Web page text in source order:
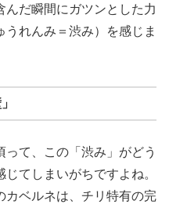
んだ瞬間にガツンとした力
れんみ＝渋み）を感じま
て、この「渋み」がどう
てしまいがちですよね。
カベルネは、チリ特有の完